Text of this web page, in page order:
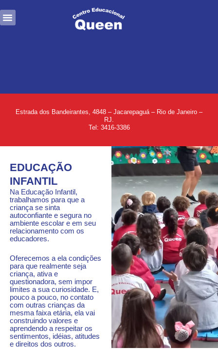
para
Menu
Estrada dos Bandeirantes, 4848 – Jacarepaguá – Rio de Janeiro –
RJ.
Tel: 3416-3386
EDUCAÇÃO
INFANTIL
Na Educação Infantil,
trabalhamos para que a
criança se sinta
autoconfiante e segura no
ambiente escolar e em seu
relacionamento com os
educadores.
Oferecemos a ela condições
para que realmente seja
criança, ativa e
questionadora, sem impor
limites a sua curiosidade. E,
pouco a pouco, no contato
com outras crianças da
mesma faixa etária, ela vai
construindo valores e
aprendendo a respeitar os
sentimentos, idéias, atitudes
e direitos dos outros.